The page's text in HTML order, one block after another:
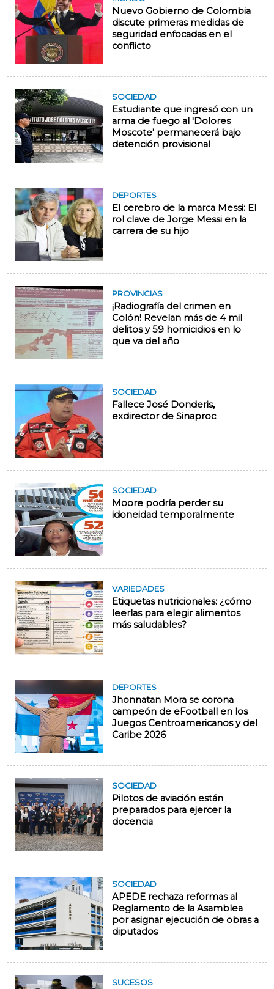
Nuevo Gobierno de Colombia
discute primeras medidas de
seguridad enfocadas en el
conflicto
SOCIEDAD
Estudiante que ingresó con un
arma de fuego al 'Dolores
Moscote' permanecerá bajo
detención provisional
DEPORTES
El cerebro de la marca Messi: El
rol clave de Jorge Messi en la
carrera de su hijo
PROVINCIAS
¡Radiografía del crimen en
Colón! Revelan más de 4 mil
delitos y 59 homicidios en lo
que va del año
SOCIEDAD
Fallece José Donderis,
exdirector de Sinaproc
SOCIEDAD
Moore podría perder su
idoneidad temporalmente
VARIEDADES
Etiquetas nutricionales: ¿cómo
leerlas para elegir alimentos
más saludables?
DEPORTES
Jhonnatan Mora se corona
campeón de eFootball en los
Juegos Centroamericanos y del
Caribe 2026
SOCIEDAD
Pilotos de aviación están
preparados para ejercer la
docencia
SOCIEDAD
APEDE rechaza reformas al
Reglamento de la Asamblea
por asignar ejecución de obras a
diputados
SUCESOS